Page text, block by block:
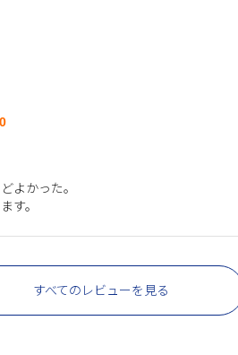
よかった。
す。
すべてのレビューを見る